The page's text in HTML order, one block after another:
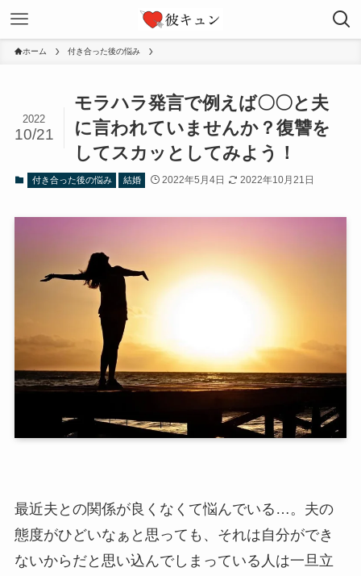
ホーム 付き合った後の悩み
モラハラ発言で例えば〇〇と夫
に言われていませんか？復讐を
してスカッとしてみよう！
2022
10/21
付き合った後の悩み 結婚 2022年5月4日 2022年10月21日
最近夫との関係が良くなくて悩んでいる…。夫の
態度がひどいなぁと思っても、それは自分ができ
ないからだと思い込んでしまっている人は一旦立